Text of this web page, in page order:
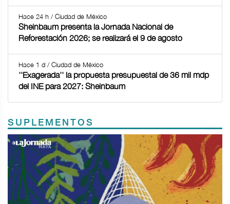
Hace 24 h / Ciudad de México
Sheinbaum presenta la Jornada Nacional de
Reforestación 2026; se realizará el 9 de agosto
Hace 1 d / Ciudad de México
''Exagerada'' la propuesta presupuestal de 36 mil mdp
del INE para 2027: Sheinbaum
SUPLEMENTOS